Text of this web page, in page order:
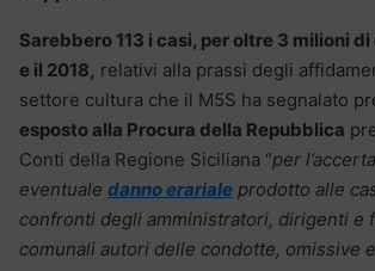
Sarebbero 113 i casi, per oltre 3 milioni di
e il 2018, relativi alla prassi degli
settore cultura che il M5S ha segnalato
esposto alla Procura della Repubblica
Conti della Regione Siciliana “per
eventuale danno erariale prodotto alle
confronti degli amministratori, dirigenti e
comunali autori delle condotte, omissive